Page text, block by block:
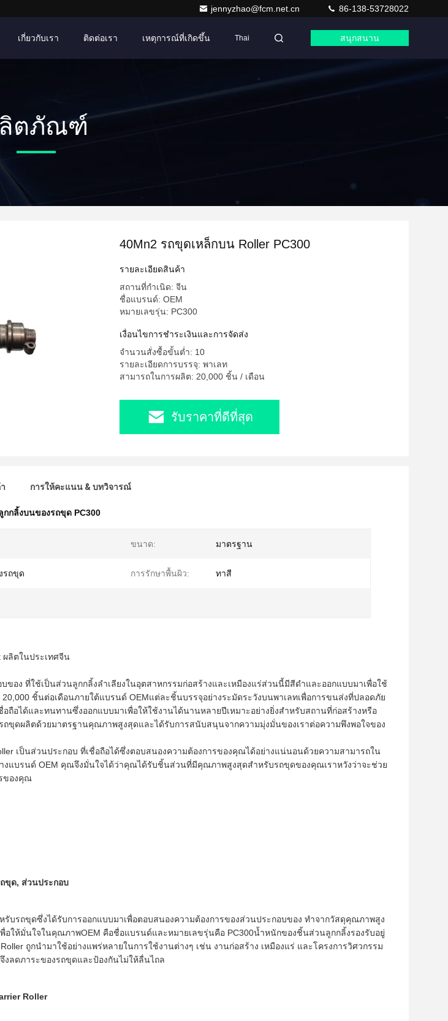
jennyzhao@fcm.net.cn 86-138-53728022
เกี่ยวกับเรา ติดต่อเรา เหตุการณ์ที่เกิดขึ้น Thai สนุกสนาน
ตภัณฑ์
40Mn2 รถขุดเหล็กบน Roller PC300
รายละเอียดสินค้า
สถานที่กำเนิด: จีน
ชื่อแบรนด์: OEM
หมายเลขรุ่น: PC300
เงื่อนไขการชำระเงินและการจัดส่ง
จำนวนสั่งซื้อขั้นต่ำ: 10
รายละเอียดการบรรจุ: พาเลท
สามารถในการผลิต: 20,000 ชิ้น / เดือน
รับราคาที่ดีที่สุด
การให้คะแนน & บทวิจารณ์
กกลิ้งบนของรถขุด PC300
ขนาด: มาตรฐาน
รถขุด การรักษาพื้นผิว: ทาสี
ผลิตในประเทศจีน
บของ ที่ใช้เป็นส่วนลูกกลิ้งลำเลียงในอุตสาหกรรมก่อสร้างและเหมืองแร่ส่วนนี้มีสีดำและออกแบบมาเพื่อใช้
ชิ้นต่อเดือนภายใต้แบรนด์ OEMแต่ละชิ้นบรรจุอย่างระมัดระวังบนพาเลทเพื่อการขนส่งที่ปลอดภัย
อถือได้และทนทานซึ่งออกแบบมาเพื่อให้ใช้งานได้นานหลายปีเหมาะอย่างยิ่งสำหรับสถานที่ก่อสร้างหรือ
ถขุดผลิตด้วยมาตรฐานคุณภาพสูงสุดและได้รับการสนับสนุนจากความมุ่งมั่นของเราต่อความพึงพอใจของ
เป็นส่วนประกอบ ที่เชื่อถือได้ซึ่งตอบสนองความต้องการของคุณได้อย่างแน่นอนด้วยความสามารถใน
างแบรนด์ OEM คุณจึงมั่นใจได้ว่าคุณได้รับชิ้นส่วนที่มีคุณภาพสูงสุดสำหรับรถขุดของคุณเราหวังว่าจะช่วย
ของคุณ
ขุด, ส่วนประกอบ
รับรถขุดซึ่งได้รับการออกแบบมาเพื่อตอบสนองความต้องการของส่วนประกอบของ ทำจากวัสดุคุณภาพสูง
พื่อให้มั่นใจในคุณภาพOEM คือชื่อแบรนด์และหมายเลขรุ่นคือ PC300น้ำหนักของชิ้นส่วนลูกกลิ้งรองรับอยู่
ถูกนำมาใช้อย่างแพร่หลายในการใช้งานต่างๆ เช่น งานก่อสร้าง เหมืองแร่ และโครงการวิศวกรรม
ลดภาระของรถขุดและป้องกันไม่ให้ลื่นไถล
Roller